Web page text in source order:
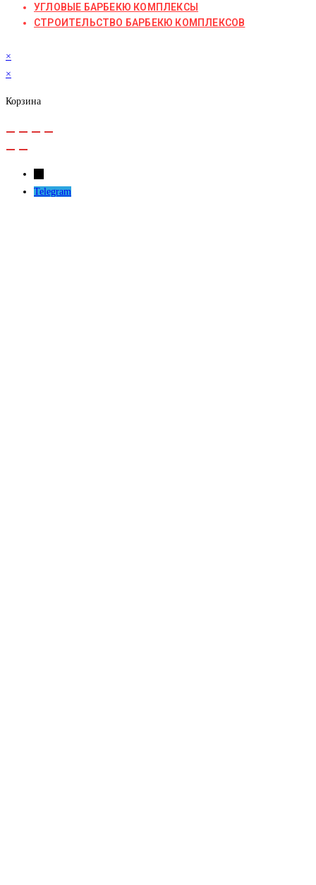
УГЛОВЫЕ БАРБЕКЮ КОМПЛЕКСЫ
СТРОИТЕЛЬСТВО БАРБЕКЮ КОМПЛЕКСОВ
×
×
Корзина
Telegram